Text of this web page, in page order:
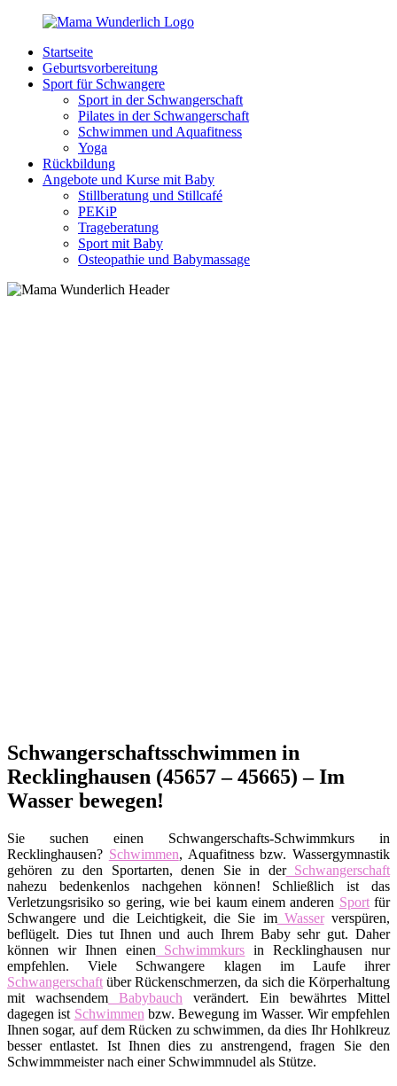
Zurück
Inhalt
MamaWunderlich.de
Mutti
sein
wunderbar!
Startseite
Geburtsvorbereitung
Sport für Schwangere
Sport in der Schwangerschaft
Pilates in der Schwangerschaft
Schwimmen und Aquafitness
Yoga
Rückbildung
Angebote und Kurse mit Baby
Stillberatung und Stillcafé
PEKiP
Trageberatung
Sport mit Baby
Osteopathie und Babymassage
Schwangerschaftsschwimmen in
Recklinghausen (45657 – 45665) – Im
Wasser bewegen!
Sie suchen einen Schwangerschafts-Schwimmkurs in
Recklinghausen? Schwimmen, Aquafitness bzw. Wassergymnastik
gehören zu den Sportarten, denen Sie in derSchwangerschaft
nahezu bedenkenlos nachgehen können! Schließlich ist das
Verletzungsrisiko so gering, wie bei kaum einem anderen Sportfür
Schwangere und die Leichtigkeit, die Sie imWasserverspüren,
beflügelt. Dies tut Ihnen und auch Ihrem Baby sehr gut. Daher
können wir Ihnen einen Schwimmkurs in Recklinghausen nur
empfehlen. Viele Schwangere klagen im Laufe ihrer
Schwangerschaft über Rückenschmerzen, da sich die Körperhaltung
mit wachsendem Babybauch verändert. Ein bewährtes Mittel
dagegen ist Schwimmen bzw. Bewegung im Wasser. Wir empfehlen
Ihnen sogar, auf dem Rücken zu schwimmen, da dies Ihr Hohlkreuz
besser entlastet. Ist Ihnen dies zu anstrengend, fragen Sie den
Schwimmmeister nach einer Schwimmnudel als Stütze.